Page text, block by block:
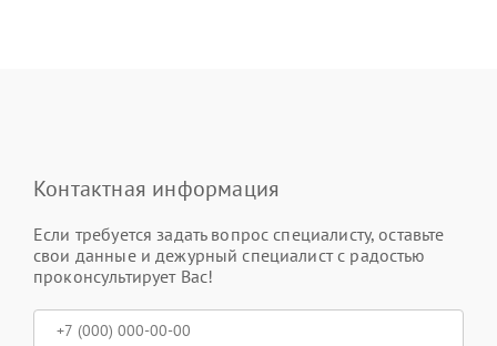
Контактная информация
Если требуется задать вопрос специалисту, оставьте
свои данные и дежурный специалист с радостью
проконсультирует Вас!